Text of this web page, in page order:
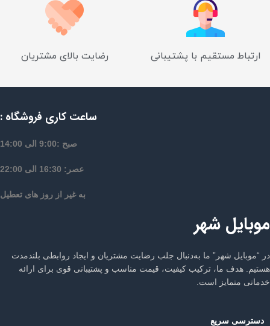
ارتباط مستقیم با پشتیبانی رضایت بالای مشتریان
ساعت کاری فروشگاه :
صبح :9:00 الی 14:00
عصر: 16:30 الی 22:00
به غیر از روز های تعطیل
موبایل شهر
در “موبایل شهر” ما به‌دنبال جلب رضایت مشتریان و ایجاد روابطی بلندمدت
هستیم. هدف ما، ترکیب کیفیت، قیمت مناسب و پشتیبانی قوی برای ارائه
خدماتی متمایز است.
دسترسی سریع